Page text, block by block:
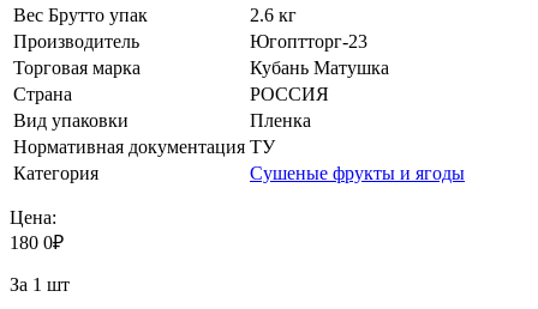
Вес Брутто упак
2.6 кг
Производитель
Югоптторг-23
Торговая марка
Кубань Матушка
Страна
РОССИЯ
Вид упаковки
Пленка
Нормативная документация ТУ
Категория
Сушеные фрукты и ягоды
Цена:
180 0₽
За 1 шт